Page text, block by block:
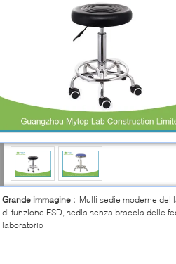
Grande immagine : Multi sedie moderne del
di funzione ESD, sedia senza braccia delle
laboratorio